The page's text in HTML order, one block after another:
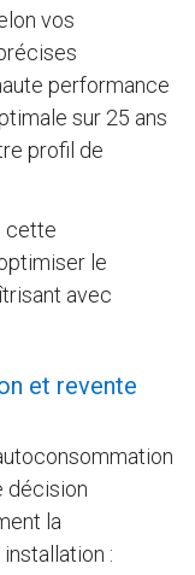
vos
performance
sur 25 ans
profil de
cette
le
avec
et revente
décision
la
: